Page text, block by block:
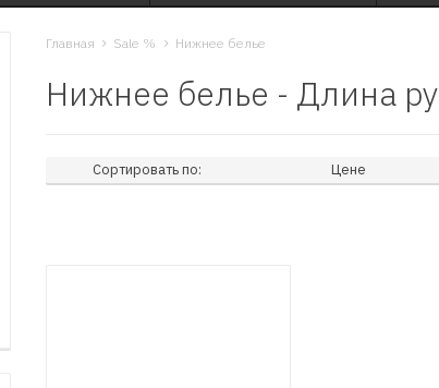
Главная Sale % Нижнее белье
Нижнее белье - Длина
Сортировать по: Цене